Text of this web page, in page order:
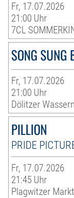
Fr, 17.07.2026
21:00 Uhr
7CL
SONG SUNG
Fr, 17.07.2026
21:00 Uhr
Dölitzer
PILLION
PRIDE
Fr, 17.07.2026
21:45 Uhr
Plagwitzer